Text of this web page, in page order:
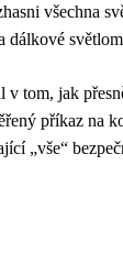
všechna
dálkové
v tom, jak
příkaz na
„vše“